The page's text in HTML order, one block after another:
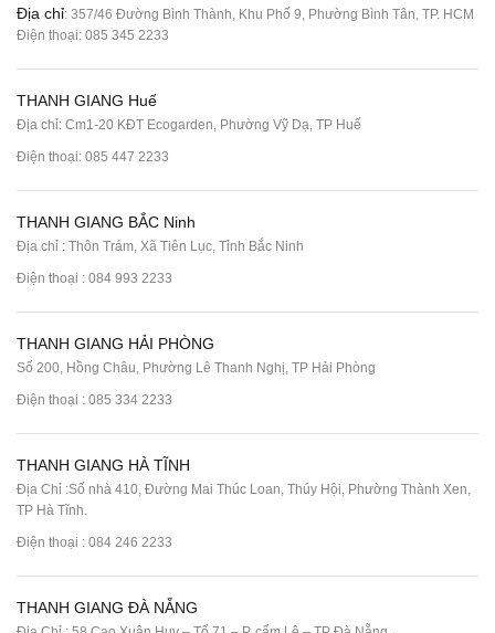
Địa chỉ: 357/46 Đường Bình Thành, Khu Phố 9, Phường Bình Tân, TP. HCM
Điện thoại: 085 345 2233
THANH GIANG Huế
Địa chỉ: Cm1-20 KĐT Ecogarden, Phường Vỹ Dạ, TP Huế
Điện thoại: 085 447 2233
THANH GIANG BẮC Ninh
Địa chỉ : Thôn Trám, Xã Tiên Lục, Tỉnh Bắc Ninh
Điện thoại : 084 993 2233
THANH GIANG HẢI PHÒNG
Số 200, Hồng Châu, Phường Lê Thanh Nghị, TP Hải Phòng
Điện thoại : 085 334 2233
THANH GIANG HÀ TĨNH
Địa Chỉ :Số nhà 410, Đường Mai Thúc Loan, Thúy Hội, Phường Thành Xen,
TP Hà Tĩnh.
Điện thoại : 084 246 2233
THANH GIANG ĐÀ NẴNG